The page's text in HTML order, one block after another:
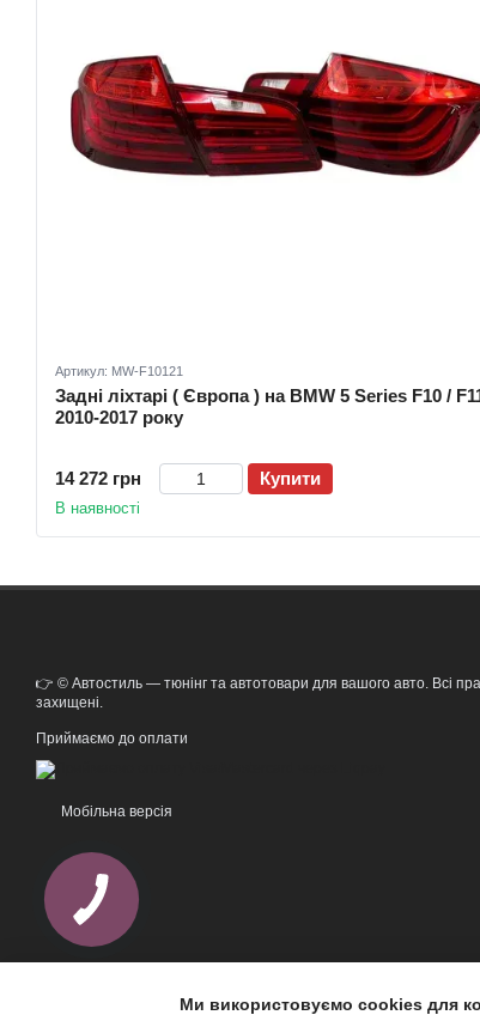
Артикул: MW-F10121
Задні ліхтарі ( Європа ) на BMW 5 Series F10 /
2010-2017 року
14 272 грн Купити
В наявності
👉 © Автостиль — тюнінг та автотовари для вашого авто. Всі
захищені.
Приймаємо до оплати
Мобільна версія
Ми використовуємо cookies для